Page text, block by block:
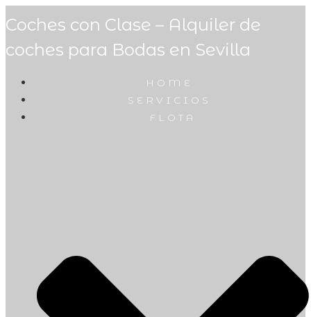
Coches con Clase – Alquiler de
coches para Bodas en Sevilla
HOME
SERVICIOS
FLOTA